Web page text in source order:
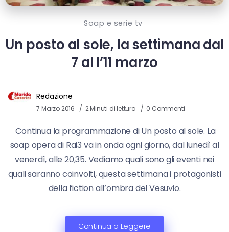
Soap e serie tv
Un posto al sole, la settimana dal
7 al l’11 marzo
Redazione
7 Marzo 2016 2 Minuti di lettura 0 Commenti
Continua la programmazione di Un posto al sole. La
soap opera di Rai3 va in onda ogni giorno, dal lunedì al
venerdì, alle 20,35. Vediamo quali sono gli eventi nei
quali saranno coinvolti, questa settimana i protagonisti
della fiction all’ombra del Vesuvio.
Continua a Leggere